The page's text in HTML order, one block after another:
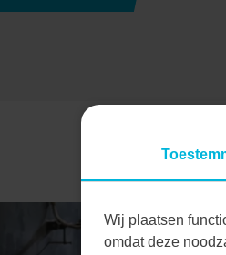
Wij plaatsen
omdat deze